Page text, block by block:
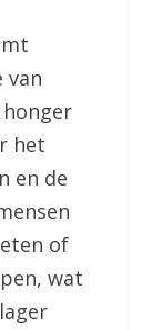
van
het
en de
of
wat